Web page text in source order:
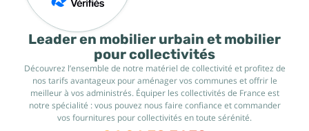
Leader en mobilier urbain et mobilier
pour collectivités
Découvrez l’ensemble de notre matériel de collectivité et profitez de
nos tarifs avantageux pour aménager vos communes et offrir le
meilleur à vos administrés. Équiper les collectivités de France est
notre spécialité : vous pouvez nous faire confiance et commander
vos fournitures pour collectivités en toute sérénité.